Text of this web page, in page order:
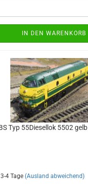
IN DEN WARENKORB
Typ 55Diesellok 5502 gelb
4 Tage (Ausland abweichend)